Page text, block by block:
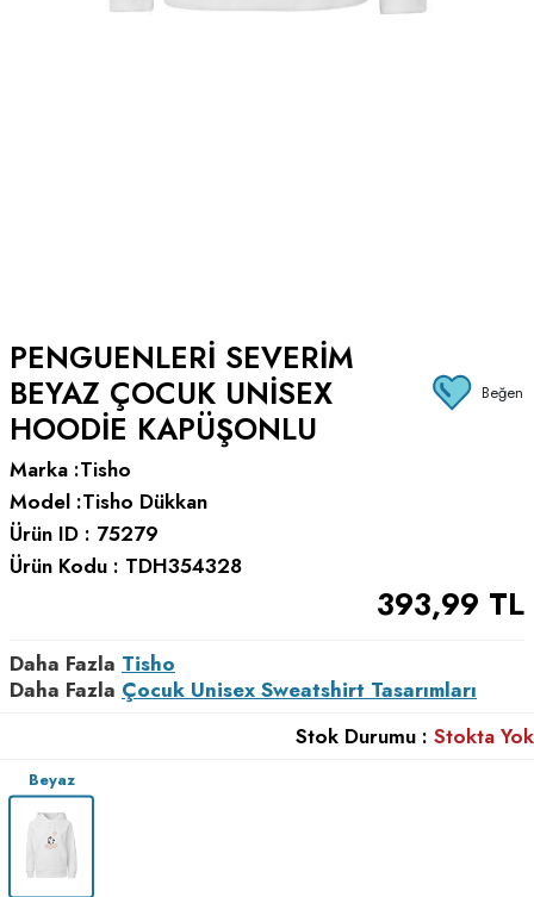
PENGUENLERI SEVERIM
BEYAZ ÇOCUK UNISEX
HOODIE KAPÜŞONLU
Beğen
Marka :Tisho
Model :Tisho Dükkan
Ürün ID : 75279
Ürün Kodu : TDH354328
393,99 TL
Daha Fazla Tisho
Daha Fazla Çocuk Unisex Sweatshirt Tasarımları
Stok Durumu : Stokta Yok
Beyaz